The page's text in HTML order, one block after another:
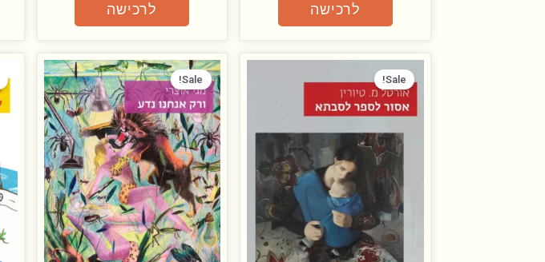
לרכישה לרכישה
Sale!
המחיר
המקורי
₪ 98.00.
המחיר
Sale!
המחיר
המקורי
היה:
₪ 98.00.
המחיר
הנוכחי
הוא:
₪ 60.00.